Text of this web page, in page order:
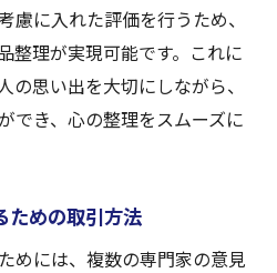
慮に入れた評価を行うため、
整理が実現可能です。これに
の思い出を大切にしながら、
でき、心の整理をスムーズに
ための取引方法
めには、複数の専門家の意見